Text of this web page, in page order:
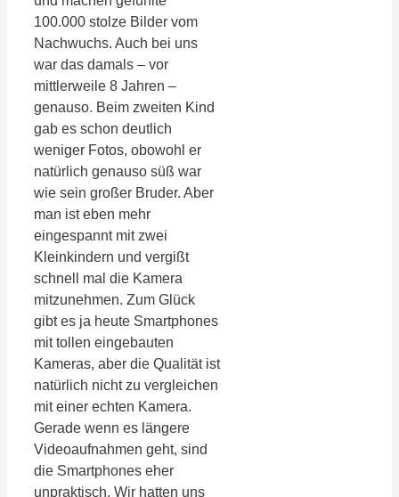
100.000 stolze Bilder vom
Nachwuchs. Auch bei uns
war das damals – vor
mittlerweile 8 Jahren –
genauso. Beim zweiten Kind
gab es schon deutlich
weniger Fotos, obowohl er
natürlich genauso süß war
wie sein großer Bruder. Aber
man ist eben mehr
eingespannt mit zwei
Kleinkindern und vergißt
schnell mal die Kamera
mitzunehmen. Zum Glück
gibt es ja heute Smartphones
mit tollen eingebauten
Kameras, aber die Qualität ist
natürlich nicht zu vergleichen
mit einer echten Kamera.
Gerade wenn es längere
Videoaufnahmen geht, sind
die Smartphones eher
unpraktisch. Wir hatten uns